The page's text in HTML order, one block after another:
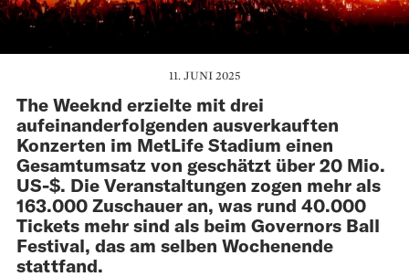
11. JUNI 2025
The Weeknd erzielte mit drei
aufeinanderfolgenden ausverkauften
Konzerten im MetLife Stadium einen
Gesamtumsatz von geschätzt über 20 Mio.
US-$. Die Veranstaltungen zogen mehr als
163.000 Zuschauer an, was rund 40.000
Tickets mehr sind als beim Governors Ball
Festival, das am selben Wochenende
stattfand.